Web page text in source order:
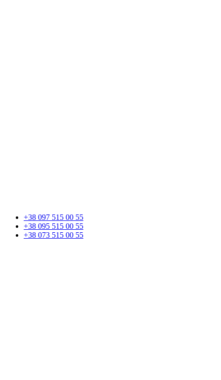
+38 097 515 00 55
+38 095 515 00 55
+38 073 515 00 55